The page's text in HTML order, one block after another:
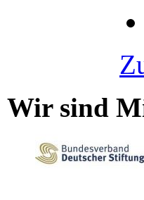
Wir sind